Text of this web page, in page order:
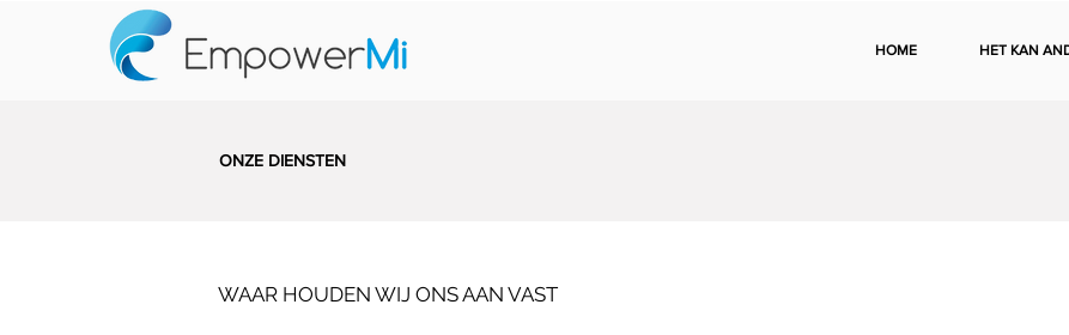
HOME HET KAN
ONZE DIENSTEN
WAAR HOUDEN WIJ ONS AAN VAST